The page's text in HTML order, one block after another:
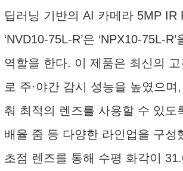
딥러닝 기반의 AI 카메라 5MP IR
‘NVD10-75L-R’은 ‘NPX10-75L-
역할을 한다. 이 제품은 최신의
로 주·야간 감시 성능을 높였으
춰 최적의 렌즈를 사용할 수 있도
배율 줌 등 다양한 라인업을 구성
초점 렌즈를 통해 수평 화각이